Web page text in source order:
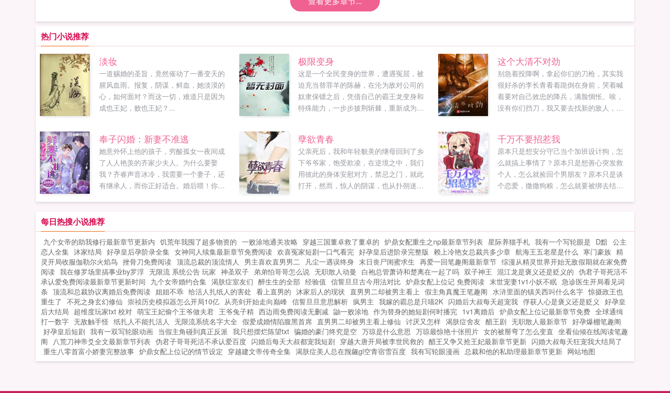
热门小说推荐
淡妆
一道赐婚的圣旨，竟然催动了一番变天的
腥风血雨。报复，阴谋，鲜血，她淡漠的
心，如何面对？而这一切，难道只是因为
成也王妃，败也王妃？...
极限变身
这是一个全民变身的世界，遭遇冤屈，被
迫充当替罪羊的陈赫，在沦为敌对公司的
奴隶保镖之后，凭借自己的霸王龙变身和
特殊能力，一步步披荆斩棘，重新成为自
身，别忘记分享给朋友...
这个大清不对劲
别急着投降啊，拿起你们的刀枪，其实我
很好杀的李长青看着跪倒在身前，哭着喊
着要对自己效忠的降兵，满脸惆怅。唉，
没有你们挡刀，我又要去找新的敌人，好
正义铁拳的P社玩家，反复刷叛军不是常规
操作么？如果您喜欢这个大清不对劲，别
忘记分享给朋友...
奉子闪婚：新妻不准逃
她意外怀上他的孩子，穷酸孤女一夜间成
了人人艳羡的齐家少夫人。为什么要娶
我？齐睿声音冰冷，我需要一个妻子，还
有继承人，而你正好适合。婚后喂！你在
孽欲青春
父亲死后，我和年轻貌美的继母回到了乡
下爷爷家，饱受欺凌，在逆境之中，我们
用彼此的身体安慰对方，禁忌之门，就此
打开，然而，惊人的阴谋，也从扑朔迷离
千万不要招惹我
原本只是想安分守己当个加班设计狗，怎
么就搞上事情了？原本只是想善心突发救
个人，怎么就捡回个男朋友？原本只是谈
个恋爱，撒撒狗粮，怎么就要被绑去结
要招惹我，别忘记分享给朋友...
每日热搜小说推荐
九个女帝的助我修行最新章节更新内 饥荒年我囤了超多物资的 一败涂地通关攻略 穿越三国董卓救了董卓的 炉鼎女配重生之np最新章节列表 星际养猫手札 我有一个写轮眼是 D黯 公主
恋人全集 沐家结局 好孕皇后孕阶录全集 女神同人续集最新章节免费阅读 欢喜冤家短剧一口气看完 好孕皇后进阶录完整版 赖上冷艳女总裁共多少章 航海王五老星是什么 寒门豪族 精
灵开局收服伽勒尔火焰鸟 挫骨刀免费阅读 顶流总裁的顶流情人 男主喜欢直男男二 凡尘一遇误终身 末日丧尸闺蜜求生 再爱一回笔趣阁最新章节 综漫从精灵世界开始无敌假期就在家免费
阅读 我在修罗场里搞事业by罗浮 无限流 系统公告 玩家 神圣双子 弟弟怕哥哥怎么说 无职散人动曼 白袍总管萧诗和楚离在一起了吗 双子神王 混江龙是褒义还是贬义的 伪君子哥死活不
承认爱免费阅读最新章节更新时间 九个女帝婚约合集 渴肤症室友们 醉生生的全部 经验值 信誓旦旦古今用法对比 炉鼎女配上位记 免费阅读 末世宠妻1v1小妖不眠 急诊医生开局看见词
条 顶流和总裁协议离婚后免费阅读 姐姐不乖 给活人扎纸人的害处 看上直男的 沐家后人的现状 直男男二却被男主看上 假主角真魔王笔趣阁 水浒里面的镇关西叫什么名字 惊摄政王也
重生了 不死之身玄幻修仙 崇祯历史模拟器怎么开局10亿 从亮剑开始走向巅峰 信誓旦旦意思解析 疯男主 我嫁的霸总是只喵2K 闪婚后大叔每天超宠我 俘获人心是褒义还是贬义 好孕皇
后大结局 超维度玩家txt 校对 萌宝王妃偷个王爷做夫君 王爷兔子精 西边雨免费阅读无删减 鼬一败涂地 作为替身的她短剧何时播完 1v1离婚后 炉鼎女配上位记最新章节免费 全球通缉
打一数字 无敌触手怪 纸扎人不能扎活人 无限流系统名字大全 假爱成婚情陷腹黑首席 直男男二却被男主看上修仙 讨厌又怎样 渴肤症舍友 醋王剧 无职散人最新章节 好孕爆棚笔趣阁
好孕皇后短剧 我有一双写轮眼动画 当假主角碰到真正反派 我只想摆烂陈望txt 骗婚的豪门终究是空 万琼是什么意思 万琼最惊艳十张照片 女的被掰弯了怎么变直 坐看仙倾在线阅读笔趣
阁
八荒刀神帝爻全文最新章节列表 伪君子哥哥死活不承认爱百度 闪婚后每天大叔都宠我短剧 穿越大唐开局被李世民救的 醋王又争又抢王妃最新章节更新 闪婚大叔每天狂宠我大结局了
重生八零首富小娇妻完整故事 炉鼎女配上位记的情节设定 穿越建文帝传奇全集 渴肤症美人总在觊觎gl空青宿雪百度 我有写轮眼漫画 总裁和他的私助理最新章节更新 网站地图